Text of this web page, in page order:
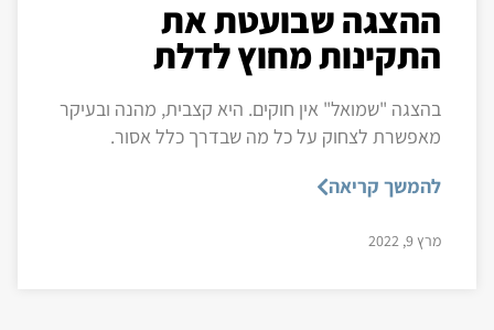
ההצגה שבועטת את
התקינות מחוץ לדלת
בהצגה "שמואל" אין חוקים. היא קצבית, מהנה ובעיקר
מאפשרת לצחוק על כל מה שבדרך כלל אסור.
להמשך קריאה
מרץ 9, 2022